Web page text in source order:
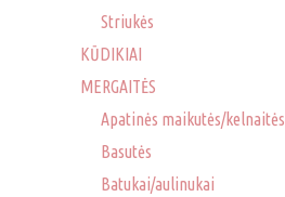
Striukės
KŪDIKIAI
MERGAITĖS
Apatinės maikutės/kelnaitės
Basutės
Batukai/aulinukai